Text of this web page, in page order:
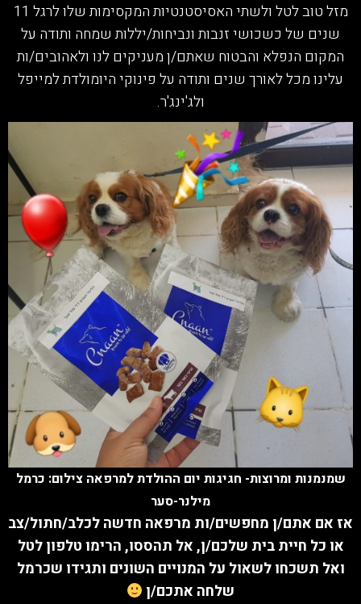
מזל טוב לטל ולשתי האסיסטנטיות המקסימות שלו לרגל 11
שנים של כשכושי זנבות ונביחות/יללות שמחה ותודה על
המקום הנפלא והבטוח שאתם/ן מעניקים לנו ולאהובים/ות
עלינו מכל לאורך שנים ותודה על פינוקי היומולדת למייפל
ולג'ינג'ר.
שמנמנות ומרוצות- חגיגות יום ההולדת למרפאה צילום: כרמל
מילנר-סער
אז אם אתם/ן מחפשים/ות מרפאה חדשה לכלב/חתול/צב
או כל חיית בית שלכם/ן, אל תהססו, הרימו טלפון לטל
ואל תשכחו לשאול על המנויים השונים ותגידו שכרמל
שלחה אתכם/ן